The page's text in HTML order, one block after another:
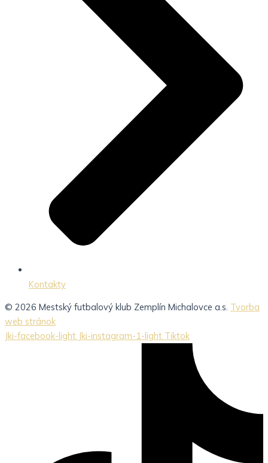
Kontakty
© 2026 Mestský futbalový klub Zemplín Michalovce a.s. Tvorba
web stránok
Jki-facebook-light Jki-instagram-1-light Tiktok